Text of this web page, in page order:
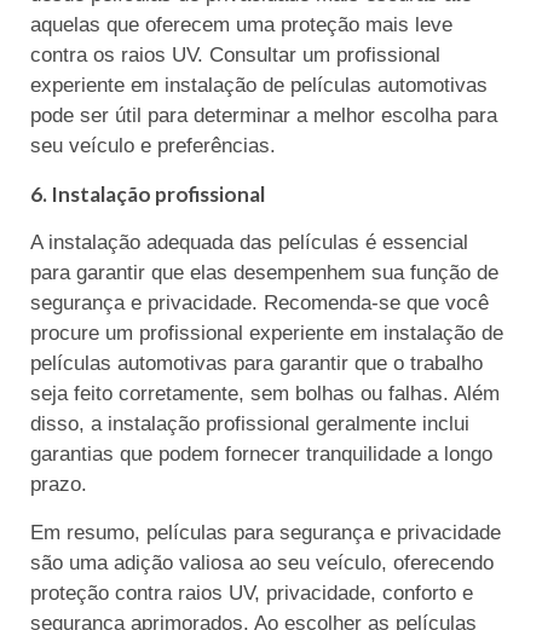
aquelas que oferecem uma proteção mais leve
contra os raios UV. Consultar um profissional
experiente em instalação de películas automotivas
pode ser útil para determinar a melhor escolha para
seu veículo e preferências.
6. Instalação profissional
A instalação adequada das películas é essencial
para garantir que elas desempenhem sua função de
segurança e privacidade. Recomenda-se que você
procure um profissional experiente em instalação de
películas automotivas para garantir que o trabalho
seja feito corretamente, sem bolhas ou falhas. Além
disso, a instalação profissional geralmente inclui
garantias que podem fornecer tranquilidade a longo
prazo.
Em resumo, películas para segurança e privacidade
são uma adição valiosa ao seu veículo, oferecendo
proteção contra raios UV, privacidade, conforto e
segurança aprimorados. Ao escolher as películas